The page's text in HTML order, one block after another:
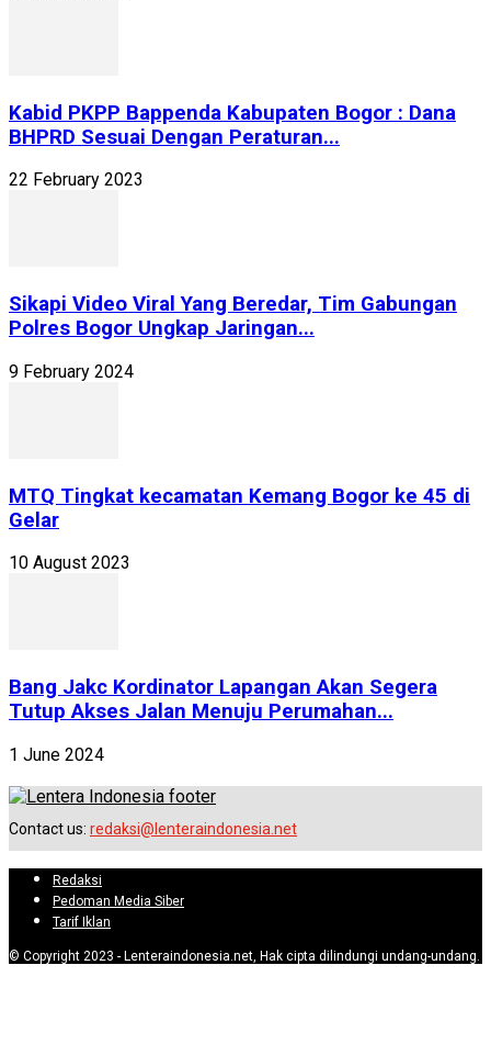
Kabid PKPP Bappenda Kabupaten Bogor : Dana
BHPRD Sesuai Dengan Peraturan...
22 February 2023
Sikapi Video Viral Yang Beredar, Tim Gabungan
Polres Bogor Ungkap Jaringan...
9 February 2024
MTQ Tingkat kecamatan Kemang Bogor ke 45 di
Gelar
10 August 2023
Bang Jakc Kordinator Lapangan Akan Segera
Tutup Akses Jalan Menuju Perumahan...
1 June 2024
Contact us: redaksi@lenteraindonesia.net
Redaksi
Pedoman Media Siber
Tarif Iklan
© Copyright 2023 - Lenteraindonesia.net, Hak cipta dilindungi undang-undang.